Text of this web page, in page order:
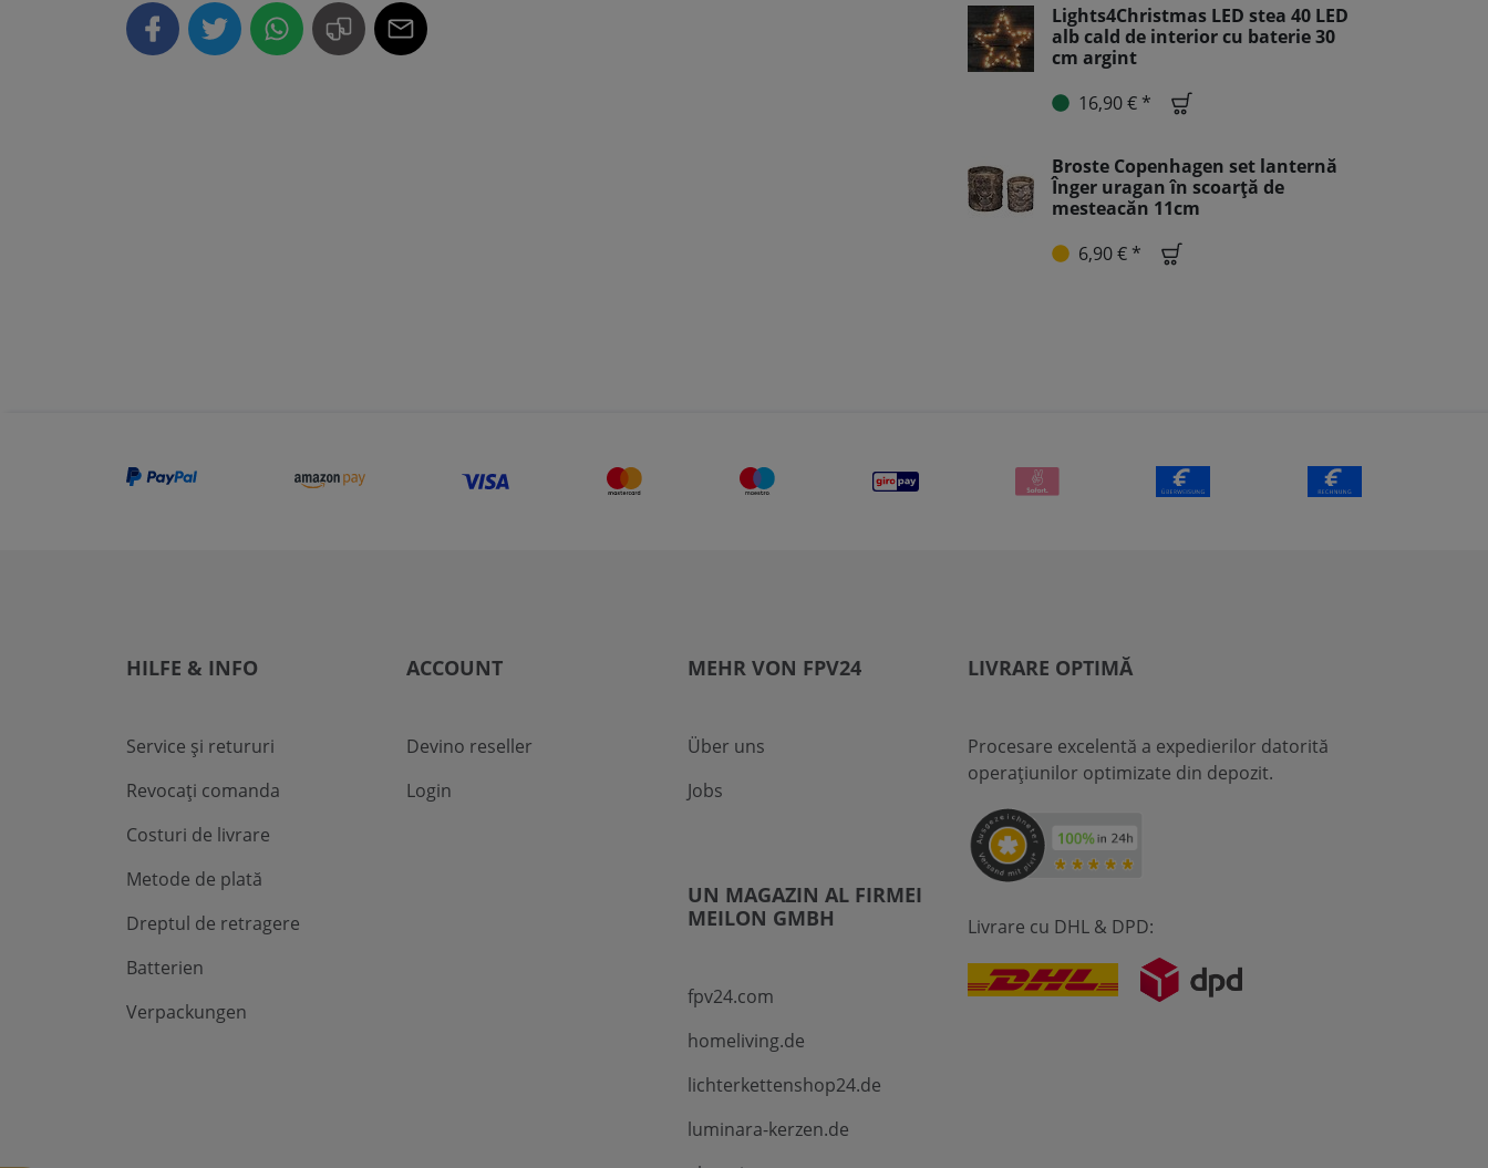
Lights4Christmas LED stea 40 LED
alb cald de interior cu baterie 30
cm argint
16,90 € *
Broste Copenhagen set lanternă
Înger uragan în scoarță de
mesteacăn 11cm
6,90 € *
HILFE & INFO
Service și retururi
Revocați comanda
Costuri de livrare
Metode de plată
Dreptul de retragere
Batterien
Verpackungen
ACCOUNT
Devino reseller
Login
MEHR VON FPV24
Über uns
Jobs
UN MAGAZIN AL FIRMEI
MEILON GMBH
fpv24.com
homeliving.de
lichterkettenshop24.de
luminara-kerzen.de
LIVRARE OPTIMĂ
Procesare excelentă a expedierilor datorită
operațiunilor optimizate din depozit.
Livrare cu DHL & DPD: